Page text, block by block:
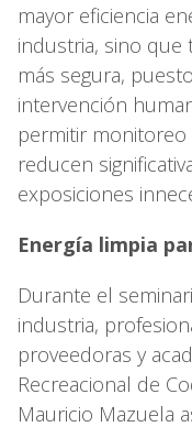
mayor eficiencia
industria, sino que
más segura,
intervención
permitir
reducen
exposiciones
Energía limpia
Durante el
industria,
proveedoras y
Recreacional de
Mauricio Mazuela